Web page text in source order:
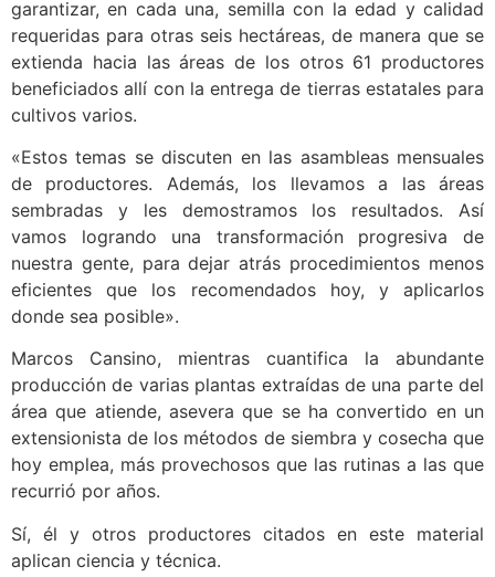
garantizar, en cada una, semilla con la edad y calidad
requeridas para otras seis hectáreas, de manera que se
extienda hacia las áreas de los otros 61 productores
beneficiados allí con la entrega de tierras estatales para
cultivos varios.
«Estos temas se discuten en las asambleas mensuales
de productores. Además, los llevamos a las áreas
sembradas y les demostramos los resultados. Así
vamos logrando una transformación progresiva de
nuestra gente, para dejar atrás procedimientos menos
eficientes que los recomendados hoy, y aplicarlos
donde sea posible».
Marcos Cansino, mientras cuantifica la abundante
producción de varias plantas extraídas de una parte del
área que atiende, asevera que se ha convertido en un
extensionista de los métodos de siembra y cosecha que
hoy emplea, más provechosos que las rutinas a las que
recurrió por años.
Sí, él y otros productores citados en este material
aplican ciencia y técnica.